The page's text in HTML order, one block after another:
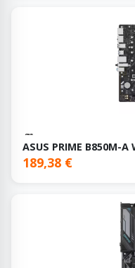
ASUS PRIME B850M-A
189,38 €